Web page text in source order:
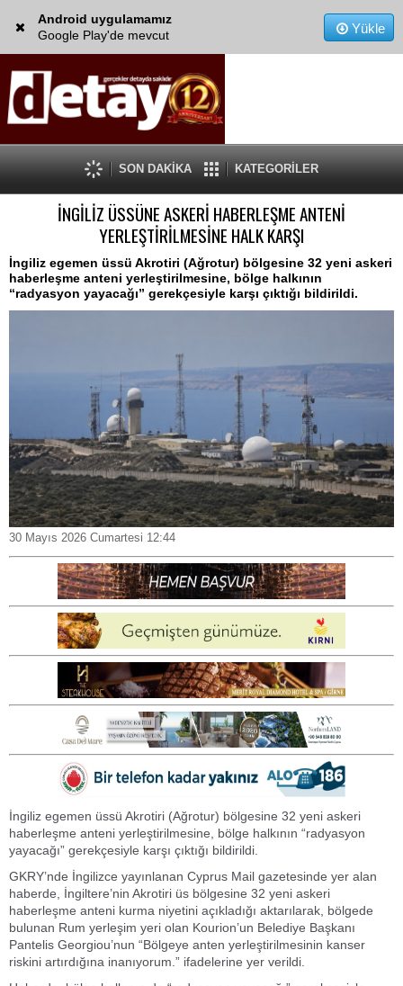
Android uygulamamız
Google Play'de mevcut
Yükle
SON DAKİKA KATEGORİLER
İNGİLİZ ÜSSÜNE ASKERİ HABERLEŞME ANTENİ
YERLEŞTİRİLMESİNE HALK KARŞI
İngiliz egemen üssü Akrotiri (Ağrotur) bölgesine 32 yeni askeri
haberleşme anteni yerleştirilmesine, bölge halkının
“radyasyon yayacağı” gerekçesiyle karşı çıktığı bildirildi.
30 Mayıs 2026 Cumartesi 12:44
İngiliz egemen üssü Akrotiri (Ağrotur) bölgesine 32 yeni askeri
haberleşme anteni yerleştirilmesine, bölge halkının “radyasyon
yayacağı” gerekçesiyle karşı çıktığı bildirildi.
GKRY’nde İngilizce yayınlanan Cyprus Mail gazetesinde yer alan
haberde, İngiltere’nin Akrotiri üs bölgesine 32 yeni askeri
haberleşme anteni kurma niyetini açıkladığı aktarılarak, bölgede
bulunan Rum yerleşim yeri olan Kourion’un Belediye Başkanı
Pantelis Georgiou’nun “Bölgeye anten yerleştirilmesinin kanser
riskini artırdığına inanıyorum.” ifadelerine yer verildi.